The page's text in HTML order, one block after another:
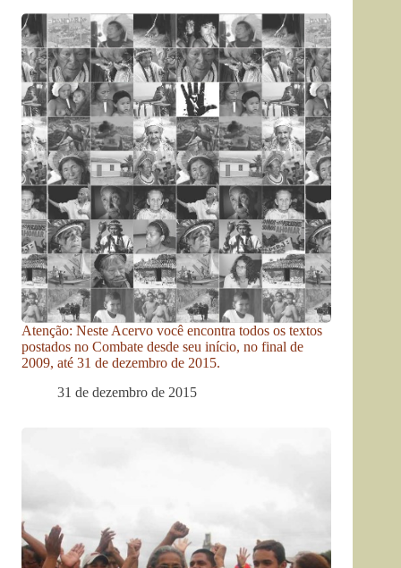
Atenção: Neste Acervo você encontra todos os textos
postados no Combate desde seu início, no final de
2009, até 31 de dezembro de 2015.
31 de dezembro de 2015